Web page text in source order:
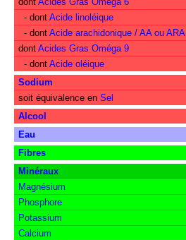
- dont Acide linoléique
- dont Acide arachidonique / AA ou ARA
dont Acides Gras Oméga 9
- dont Acide oléique
Sodium
soit équivalence en Sel
Alcool
Eau
Fibres
Minéraux
Magnésium
Phosphore
Potassium
Calcium